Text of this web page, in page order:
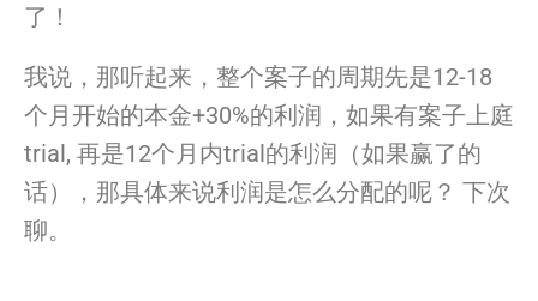
了！
我说，那听起来，整个案子的周期先是12-18
个月开始的本金+30%的利润，如果有案子上庭
trial, 再是12个月内trial的利润（如果赢了的
话）， 那具体来说利润是怎么分配的呢？ 下次
聊。